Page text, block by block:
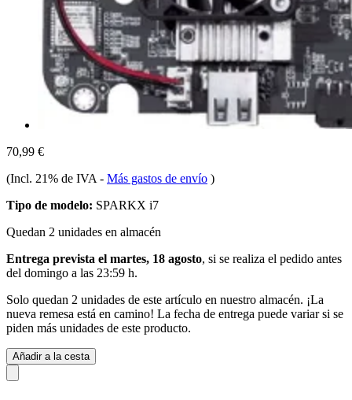
70,99 €
(Incl. 21% de IVA - Más gastos de envío )
Tipo de modelo: SPARKX i7
Quedan 2 unidades en almacén
Entrega prevista el martes, 18 agosto, si se realiza el pedido antes
del domingo a las 23:59 h.
Solo quedan 2 unidades de este artículo en nuestro almacén. ¡La
nueva remesa está en camino! La fecha de entrega puede variar si se
piden más unidades de este producto.
Añadir a la cesta